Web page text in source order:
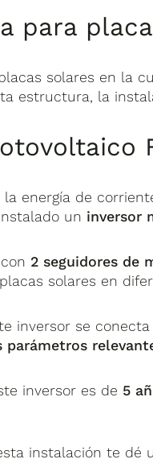
para
solares en la
estructura, la
la energía de
un inversor
2 seguidores de
solares en
inversor se
parámetros
inversor es de 5
instalación te dé